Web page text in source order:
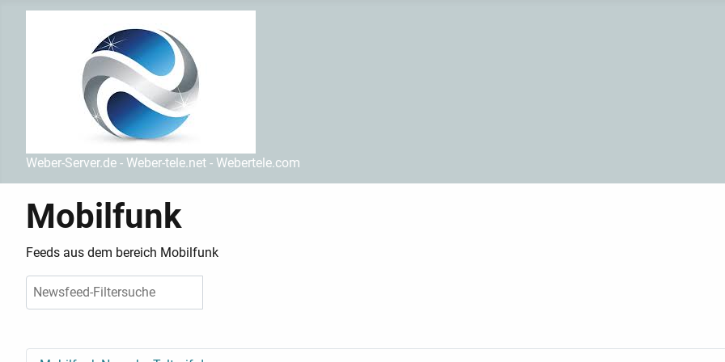
Weber-Server.de - Weber-tele.net - Webertele.com
Mobilfunk
Feeds aus dem bereich Mobilfunk
Filterfeld